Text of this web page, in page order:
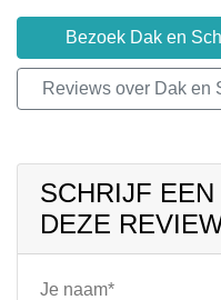
Bezoek Dak en
Reviews over Dak en
SCHRIJF
DEZE
Je naam*